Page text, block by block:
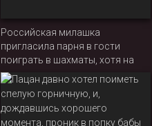
Российская милашка
пригласила парня в гости
поиграть в шахматы, хотя на
самом деле у милашки были
совсем другие планы